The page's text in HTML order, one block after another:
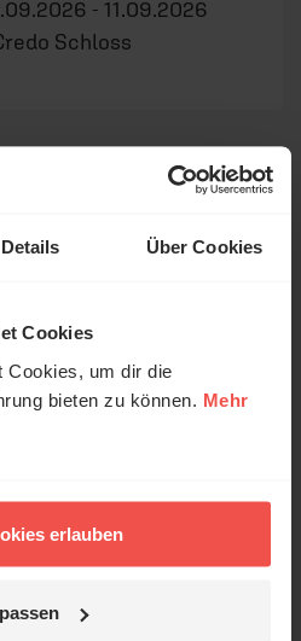
Details Über Cookies
Cookies
Cookies, um dir die
bieten zu können. Mehr
erlauben
- 11.09.2026
Schloss
die heiraten wollen
Ehejahr
Vandsburg im